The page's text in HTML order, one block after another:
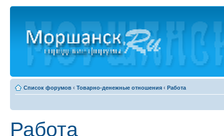
Список форумов ‹ Товарно-денежные отношения ‹ Работа
Работа